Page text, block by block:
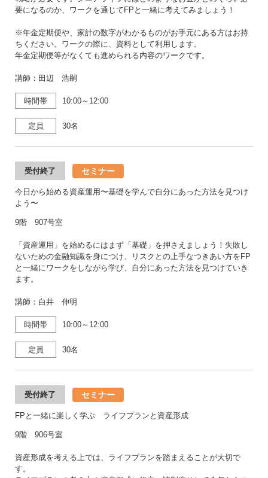
要になるのか、ワークを通じてFPと一緒に考えてみましょう！
※年金定期便や、家計の数字がわかるものがお手元にある方はお持
ちください。ワークの際に、資料として利用します。
年金定期便等がなくても進められる内容のワークです。
講師：田辺 浩嗣
時間帯 10:00～12:00
定員 30名
受付終了 セミナー
今日から始める資産運用〜基礎を学んで自分にあった方法を見つけ
よう〜
9階 907号室
「資産運用」を始めるにはまず「基礎」を押さえましょう！失敗し
ないための金融知識を身につけ、リスクとの上手なつきあい方をFP
と一緒にワークをしながら学び、自分にあった方法を見つけていき
ます。
講師：白井 伸明
時間帯 10:00～12:00
定員 30名
受付終了 セミナー
FPと一緒に楽しく学ぶ ライフプランと資産形成
9階 906号室
資産形成を考える上では、ライフプランを踏まえることが大切で
す。